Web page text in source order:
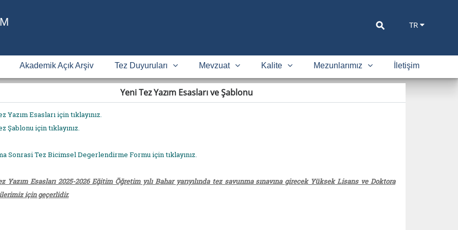
TR
⚲
Akademik Açık Arşiv Tez Duyuruları Mevzuat Kalite Mezunlarımız İletişim
Yeni Tez Yazım Esasları ve Şablonu
Yazım Esasları için tıklayınız.
Şablonu için tıklayınız.
Sonrasi Tez Bicimsel Degerlendirme Formu için tıklayınız.
Yazım Esasları 2025-2026 Eğitim Öğretim yılı Bahar yarıyılında tez savunma sınavına girecek Yüksek Lisans ve Doktora
için geçerlidir.